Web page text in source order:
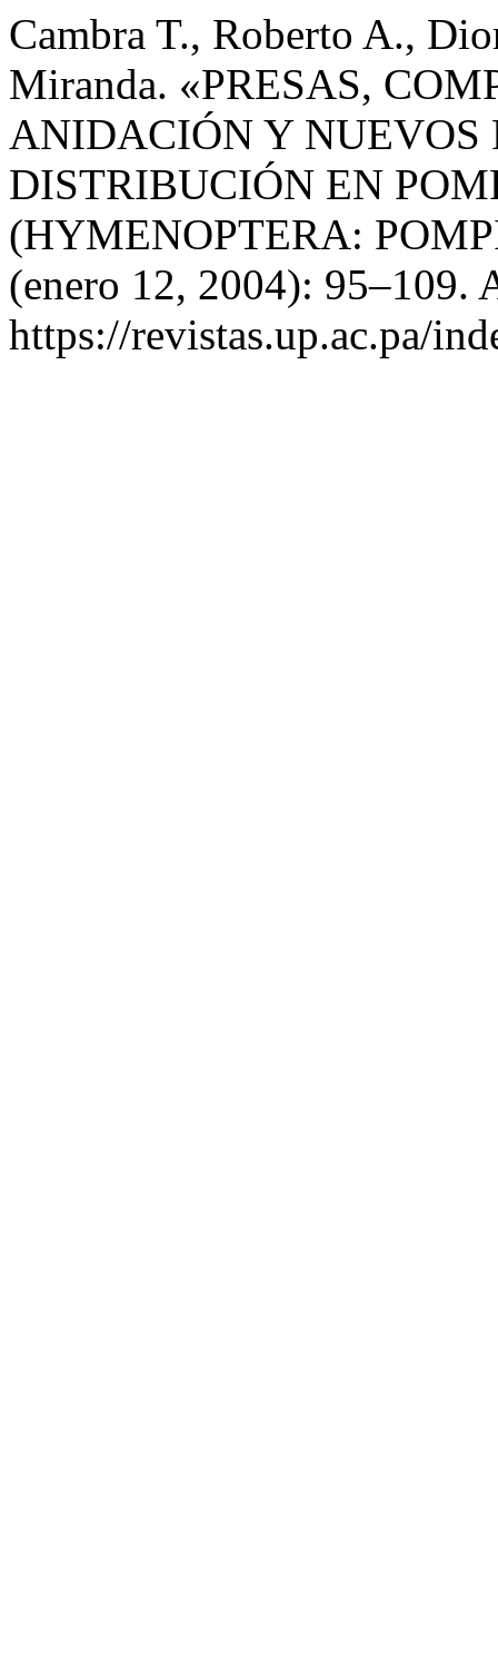
Cambra T., Roberto A.,
Miranda. «PRESAS,
ANIDACIÓN Y NUEVOS
DISTRIBUCIÓN EN
(HYMENOPTERA:
(enero 12, 2004): 95–109.
https://revistas.up.ac.pa/